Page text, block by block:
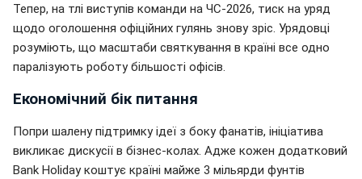
Тепер, на тлі виступів команди на ЧС-2026, тиск на уряд
щодо оголошення офіційних гулянь знову зріс. Урядовці
розуміють, що масштаби святкування в країні все одно
паралізують роботу більшості офісів.
Економічний бік питання
Попри шалену підтримку ідеї з боку фанатів, ініціатива
викликає дискусії в бізнес-колах. Адже кожен додатковий
Bank Holiday коштує країні майже 3 мільярди фунтів